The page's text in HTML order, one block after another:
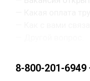
8-800-201-